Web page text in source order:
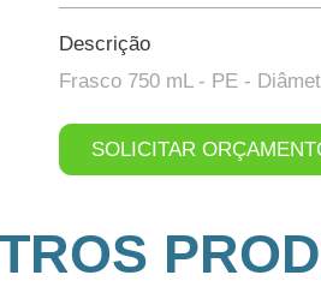
Descrição
Frasco 750 mL - PE -
SOLICITAR